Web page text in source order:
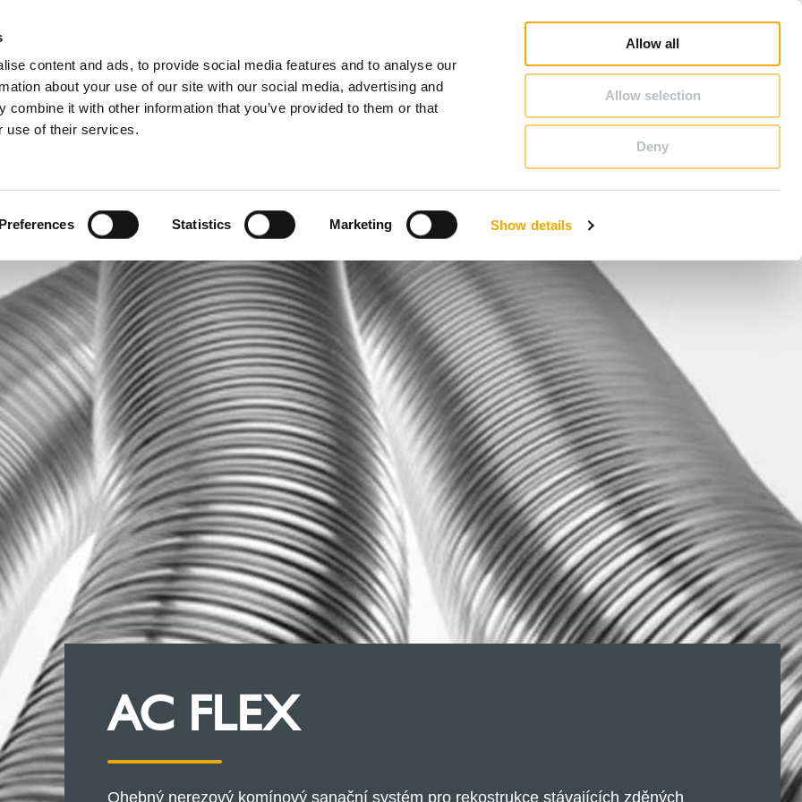
content and ads, to provide social media features and to analyse our
about your use of our site with our social media, advertising and
combine it with other information that you’ve provided to them or that
use of their services.
Preferences Statistics Marketing Show details
Allow all
Allow selection
Deny
Dánsko
Estonsko
Norsko
Rumunsko
Slovensko
Ukrajina
Velká Británie
Švýcarsko
profesionály
AC FLEX
Ohebný nerezový komínový sanační systém pro rekostrukce stávajících zděných